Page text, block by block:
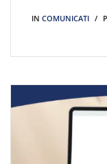
IN COMUNICATI